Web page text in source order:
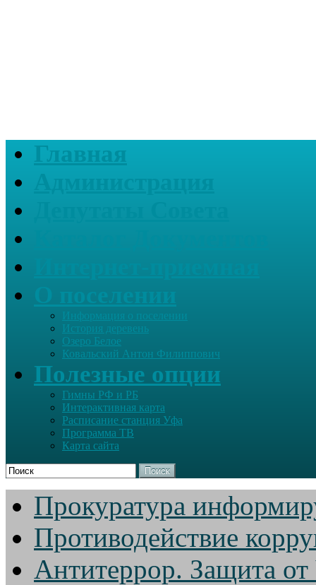
Главная
Информация о поселении
История деревень
Озеро Белое
Ковальский Антон Филиппович
Полезные опции
Гимны РФ и РБ
Интерактивная карта
Расписание станция Уфа
Программа ТВ
Карта сайта
Поиск
Прокуратура
Противодействие
Антитеррор. Защита